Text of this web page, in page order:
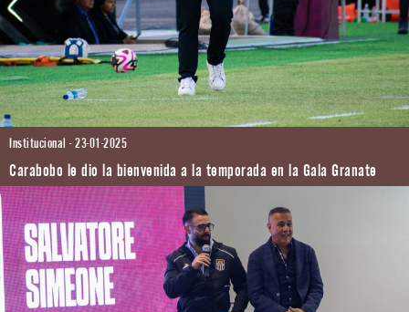
Institucional - 23-01-2025
Carabobo le dio la bienvenida a la temporada en la Gala Granate